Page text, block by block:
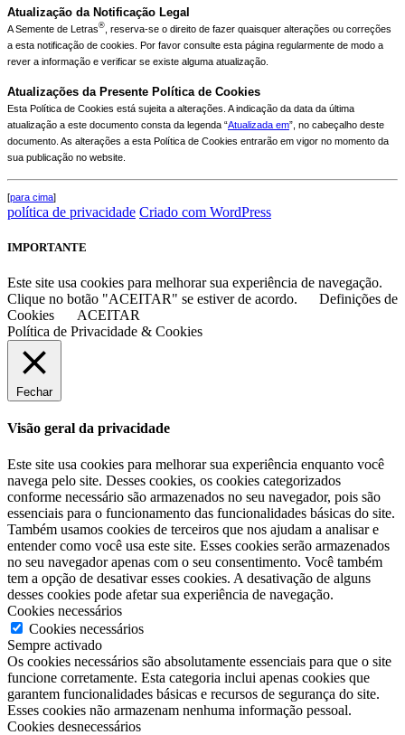
Atualização da Notificação Legal
A Semente de Letras® , reserva-se o direito de fazer quaisquer alterações ou correções
a esta notificação de cookies. Por favor consulte esta página regularmente de modo a
rever a informação e verificar se existe alguma atualização.
Atualizações da Presente Política de Cookies
Esta Política de Cookies está sujeita a alterações. A indicação da data da última
atualização a este documento consta da legenda “Atualizada em”, no cabeçalho deste
documento. As alterações a esta Política de Cookies entrarão em vigor no momento da
sua publicação no website.
[para cima]
política de privacidade Criado com WordPress
IMPORTANTE
Este site usa cookies para melhorar sua experiência de navegação.
Clique no botão "ACEITAR" se estiver de acordo.
Definições de
Cookies
ACEITAR
Política de Privacidade & Cookies
Fechar
Visão geral da privacidade
Este site usa cookies para melhorar sua experiência enquanto você
navega pelo site. Desses cookies, os cookies categorizados
conforme necessário são armazenados no seu navegador, pois são
essenciais para o funcionamento das funcionalidades básicas do site.
Também usamos cookies de terceiros que nos ajudam a analisar e
entender como você usa este site. Esses cookies serão armazenados
no seu navegador apenas com o seu consentimento. Você também
tem a opção de desativar esses cookies. A desativação de alguns
desses cookies pode afetar sua experiência de navegação.
Cookies necessários
Cookies necessários
Sempre activado
Os cookies necessários são absolutamente essenciais para que o site
funcione corretamente. Esta categoria inclui apenas cookies que
garantem funcionalidades básicas e recursos de segurança do site.
Esses cookies não armazenam nenhuma informação pessoal.
Cookies desnecessários